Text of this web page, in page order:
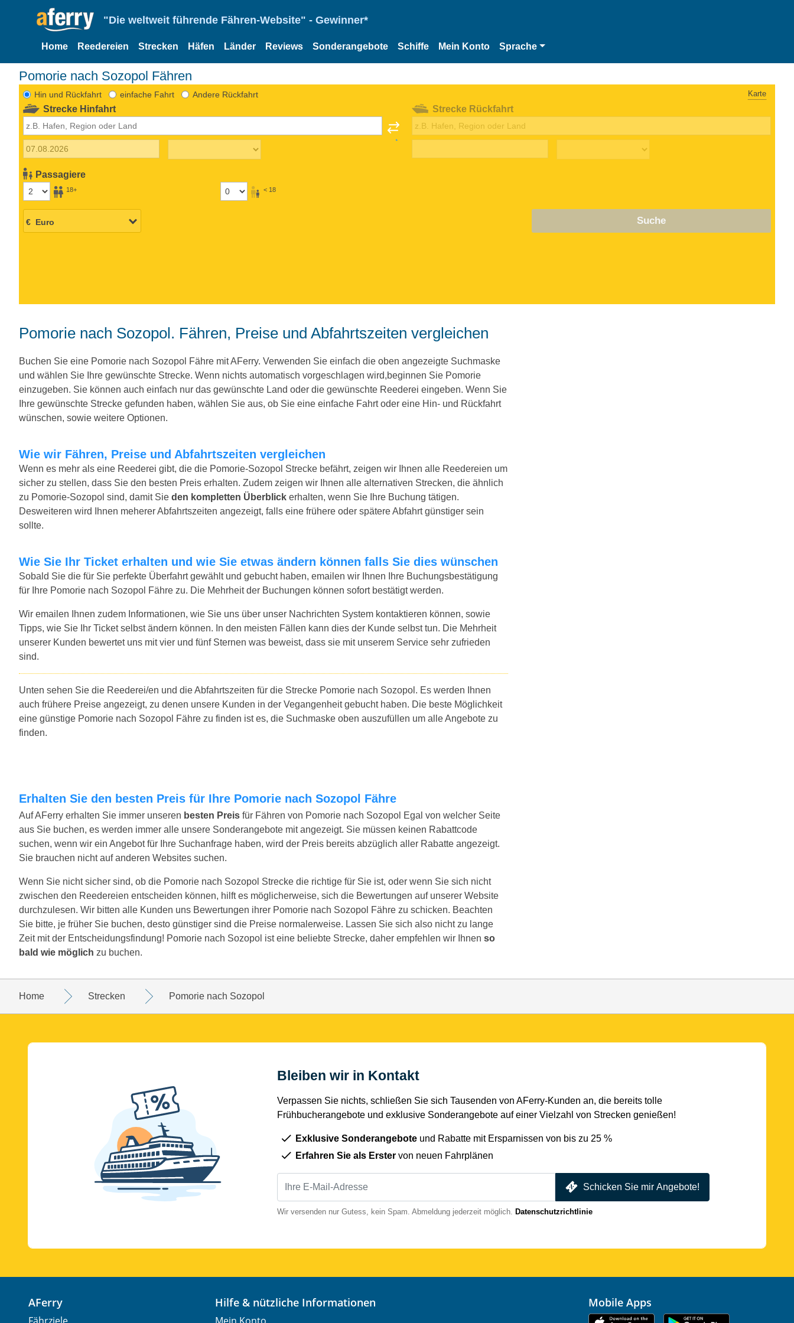
"Die weltweit führende Fähren-Website" - Gewinner*
Home Reedereien Strecken Häfen Länder Reviews Sonderangebote Schiffe Mein Konto Sprache
Pomorie nach Sozopol Fähren
Hin und Rückfahrt einfache Fahrt Andere Rückfahrt Karte
Strecke Hinfahrt
Passagiere
18+ < 18
Strecke Rückfahrt
Suche
Pomorie nach Sozopol. Fähren, Preise und Abfahrtszeiten vergleichen
Buchen Sie eine Pomorie nach Sozopol Fähre mit AFerry. Verwenden Sie einfach die oben angezeigte Suchmaske
und wählen Sie Ihre gewünschte Strecke. Wenn nichts automatisch vorgeschlagen wird,beginnen Sie Pomorie
einzugeben. Sie können auch einfach nur das gewünschte Land oder die gewünschte Reederei eingeben. Wenn Sie
Ihre gewünschte Strecke gefunden haben, wählen Sie aus, ob Sie eine einfache Fahrt oder eine Hin- und Rückfahrt
wünschen, sowie weitere Optionen.
Wie wir Fähren, Preise und Abfahrtszeiten vergleichen
Wenn es mehr als eine Reederei gibt, die die Pomorie-Sozopol Strecke befährt, zeigen wir Ihnen alle Reedereien um
sicher zu stellen, dass Sie den besten Preis erhalten. Zudem zeigen wir Ihnen alle alternativen Strecken, die ähnlich
zu Pomorie-Sozopol sind, damit Sie den kompletten Überblick erhalten, wenn Sie Ihre Buchung tätigen.
Desweiteren wird Ihnen meherer Abfahrtszeiten angezeigt, falls eine frühere oder spätere Abfahrt günstiger sein
sollte.
Wie Sie Ihr Ticket erhalten und wie Sie etwas ändern können falls Sie dies wünschen
Sobald Sie die für Sie perfekte Überfahrt gewählt und gebucht haben, emailen wir Ihnen Ihre Buchungsbestätigung
für Ihre Pomorie nach Sozopol Fähre zu. Die Mehrheit der Buchungen können sofort bestätigt werden.
Wir emailen Ihnen zudem Informationen, wie Sie uns über unser Nachrichten System kontaktieren können, sowie
Tipps, wie Sie Ihr Ticket selbst ändern können. In den meisten Fällen kann dies der Kunde selbst tun. Die Mehrheit
unserer Kunden bewertet uns mit vier und fünf Sternen was beweist, dass sie mit unserem Service sehr zufrieden
sind.
Unten sehen Sie die Reederei/en und die Abfahrtszeiten für die Strecke Pomorie nach Sozopol. Es werden Ihnen
auch frühere Preise angezeigt, zu denen unsere Kunden in der Vegangenheit gebucht haben. Die beste Möglichkeit
eine günstige Pomorie nach Sozopol Fähre zu finden ist es, die Suchmaske oben auszufüllen um alle Angebote zu
finden.
Erhalten Sie den besten Preis für Ihre Pomorie nach Sozopol Fähre
Auf AFerry erhalten Sie immer unseren besten Preis für Fähren von Pomorie nach Sozopol Egal von welcher Seite
aus Sie buchen, es werden immer alle unsere Sonderangebote mit angezeigt. Sie müssen keinen Rabattcode
suchen, wenn wir ein Angebot für Ihre Suchanfrage haben, wird der Preis bereits abzüglich aller Rabatte angezeigt.
Sie brauchen nicht auf anderen Websites suchen.
Wenn Sie nicht sicher sind, ob die Pomorie nach Sozopol Strecke die richtige für Sie ist, oder wenn Sie sich nicht
zwischen den Reedereien entscheiden können, hilft es möglicherweise, sich die Bewertungen auf unserer Website
durchzulesen. Wir bitten alle Kunden uns Bewertungen ihrer Pomorie nach Sozopol Fähre zu schicken. Beachten
Sie bitte, je früher Sie buchen, desto günstiger sind die Preise normalerweise. Lassen Sie sich also nicht zu lange
Zeit mit der Entscheidungsfindung! Pomorie nach Sozopol ist eine beliebte Strecke, daher empfehlen wir Ihnen so
bald wie möglich zu buchen.
Home Strecken Pomorie nach Sozopol
Bleiben wir in Kontakt
Verpassen Sie nichts, schließen Sie sich Tausenden von AFerry-Kunden an, die bereits tolle
Frühbucherangebote und exklusive Sonderangebote auf einer Vielzahl von Strecken genießen!
Exklusive Sonderangebote und Rabatte mit Ersparnissen von bis zu 25 %
Erfahren Sie als Erster von neuen Fahrplänen
Schicken Sie mir Angebote!
Wir versenden nur Gutess, kein Spam. Abmeldung jederzeit möglich. Datenschutzrichtlinie
AFerry Hilfe & nützliche Informationen Mobile Apps